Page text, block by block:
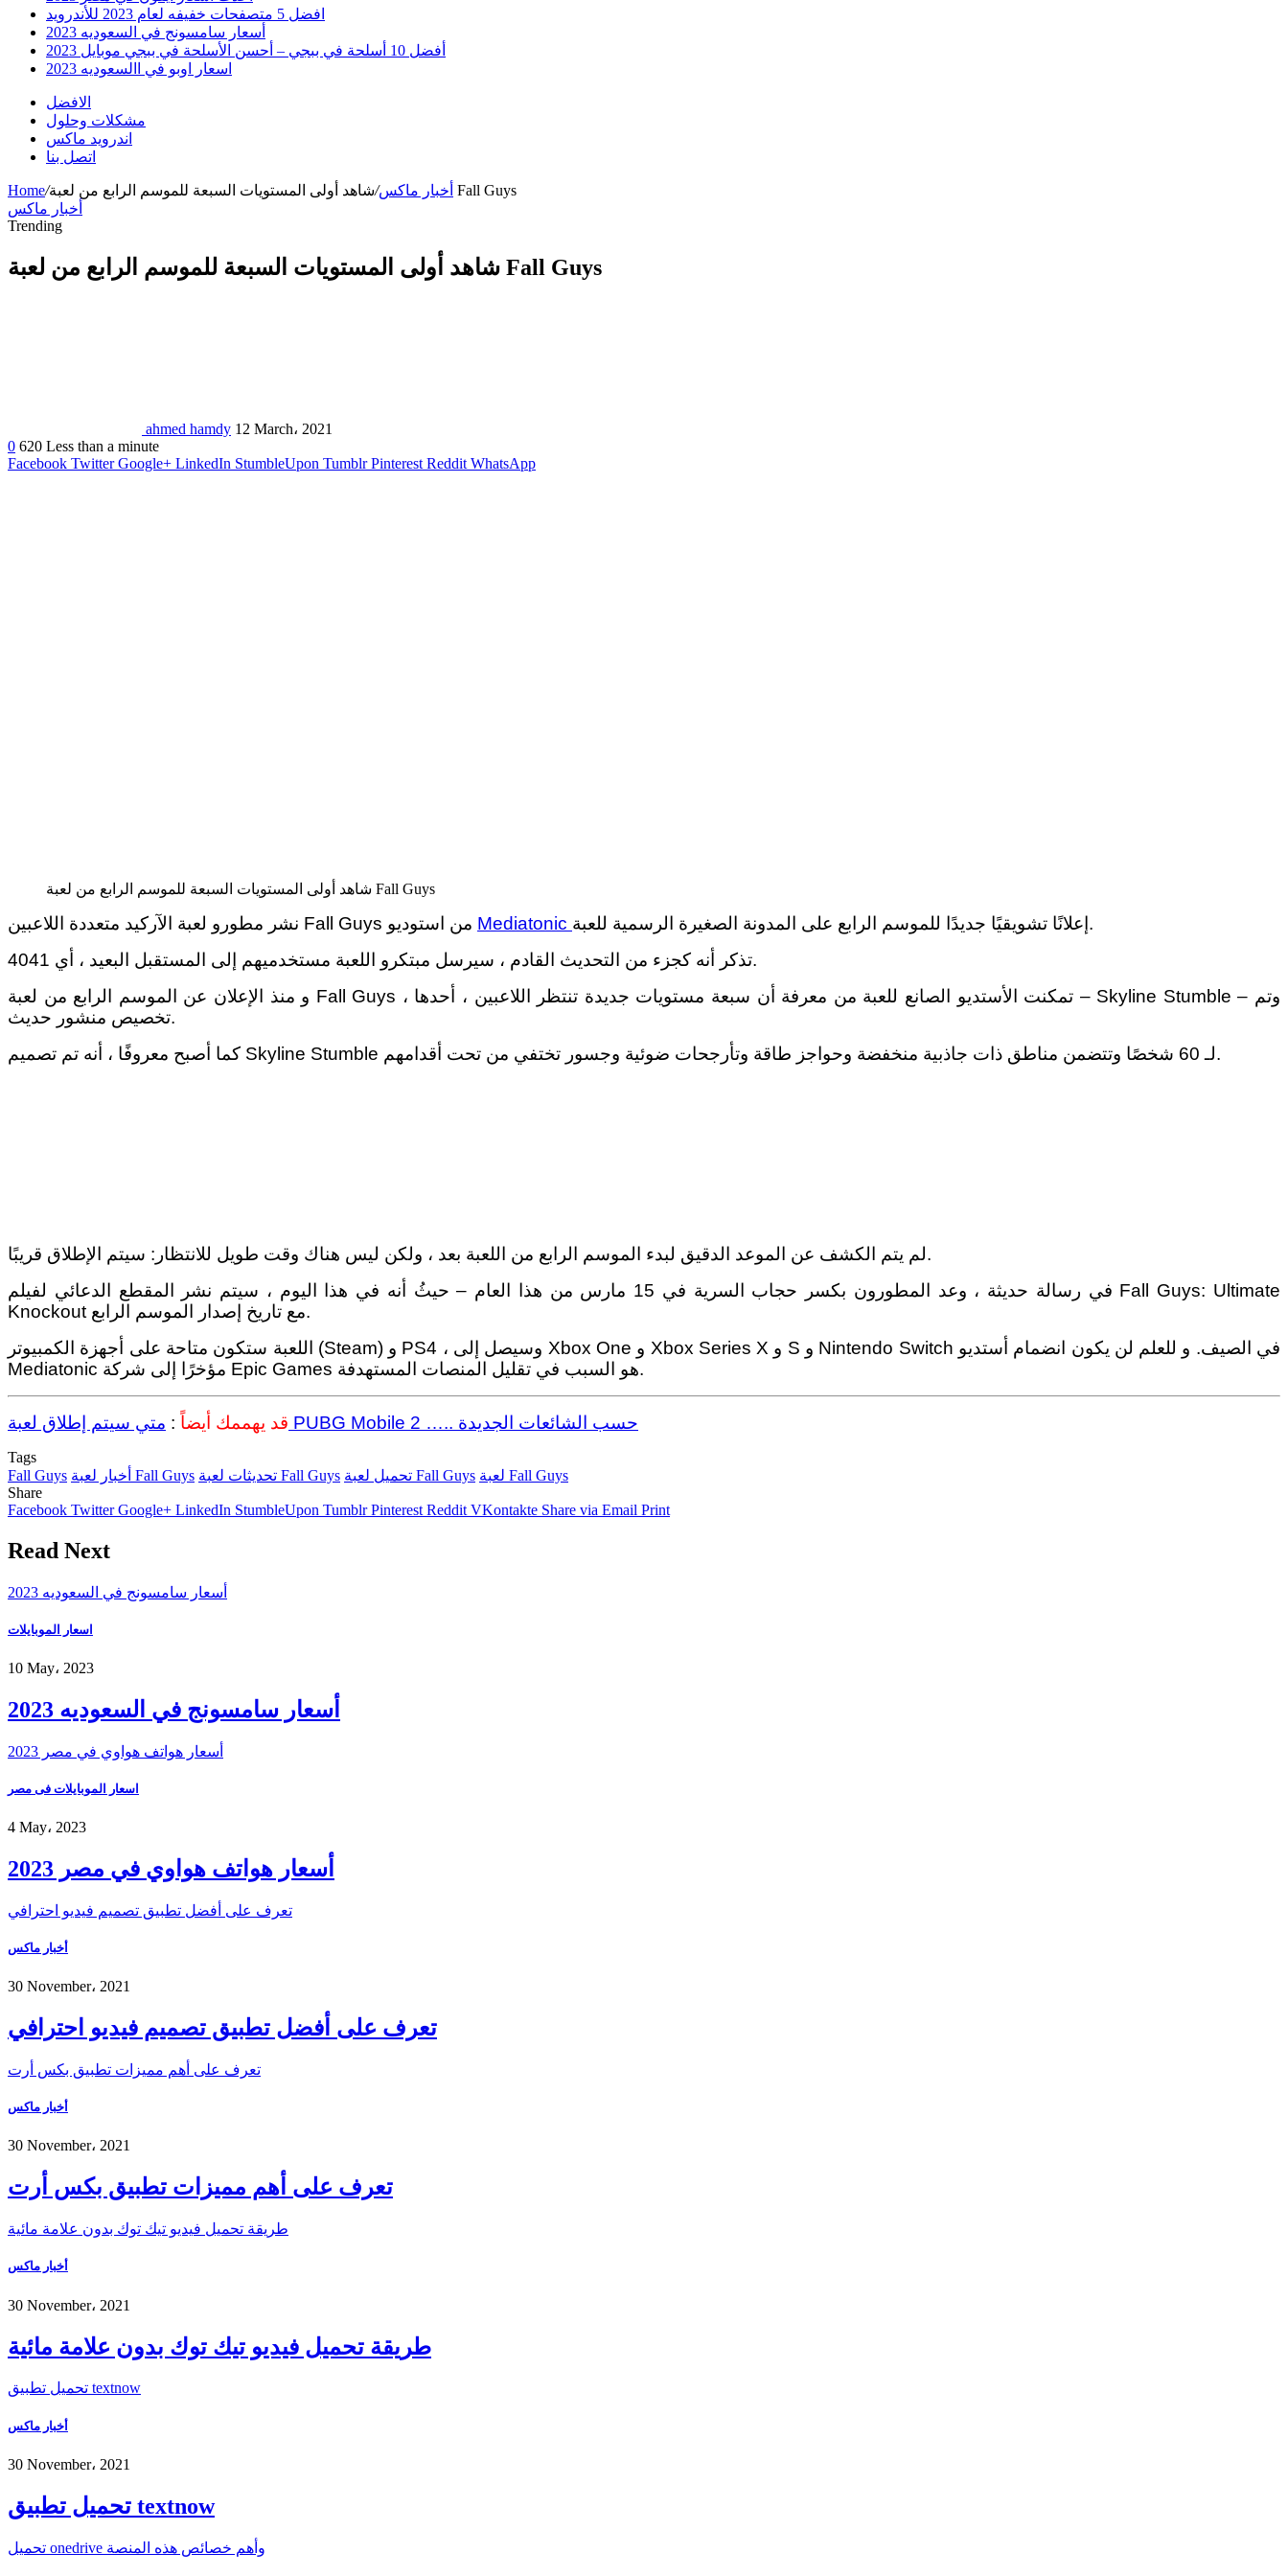
افضل 5 متصفحات خفيفه لعام 2023 للأندرويد
أسعار سامسونج في السعوديه 2023
أفضل 10 أسلحة في ببجي – أحسن الأسلحة في ببجي موبايل 2023
اسعار اوبو في االسعوديه 2023
الافضل
مشكلات وحلول
اندرويد ماكس
اتصل بنا
Home/ أخبار ماكس/
شاهد أولى المستويات السبعة للموسم الرابع من لعبة Fall Guys
أخبار ماكس
Trending
شاهد أولى المستويات السبعة للموسم الرابع من لعبة Fall Guys
ahmed hamdy 12 March، 2021
0 620 Less than a minute
Facebook Twitter Google+ LinkedIn StumbleUpon Tumblr Pinterest Reddit WhatsApp
شاهد أولى المستويات السبعة للموسم الرابع من لعبة Fall Guys
Mediatonic
إعلانًا تشويقيًا جديدًا للموسم الرابع على المدونة الصغيرة الرسمية للعبة.
تذكر أنه كجزء من التحديث القادم ، سيرسل مبتكرو اللعبة مستخدميهم إلى المستقبل البعيد ، أي 4041.
و منذ الإعلان عن الموسم الرابع من لعبة Fall Guys ، تمكنت الأستديو الصانع للعبة من معرفة أن سبعة مستويات جديدة تنتظر اللاعبين ، أحدها – Skyline Stumble – وتم
تخصيص منشور حديث.
كما أصبح معروفًا ، أنه تم تصميم Skyline Stumble لـ 60 شخصًا وتتضمن مناطق ذات جاذبية منخفضة وحواجز طاقة وتأرجحات ضوئية وجسور تختفي من تحت أقدامهم.
لم يتم الكشف عن الموعد الدقيق لبدء الموسم الرابع من اللعبة بعد ، ولكن ليس هناك وقت طويل للانتظار: سيتم الإطلاق قريبًا.
في رسالة حديثة ، وعد المطورون بكسر حجاب السرية في 15 مارس من هذا العام – حيثُ أنه في هذا اليوم ، سيتم نشر المقطع الدعائي لفيلم Fall Guys: Ultimate
Knockout مع تاريخ إصدار الموسم الرابع.
اللعبة ستكون متاحة على أجهزة الكمبيوتر (Steam) و PS4 ، وسيصل إلى Xbox One و Xbox Series X و S و Nintendo Switch في الصيف. و للعلم لن يكون انضمام أستديو
Mediatonic مؤخرًا إلى شركة Epic Games هو السبب في تقليل المنصات المستهدفة.
قد يهممك أيضاً : متي سيتم إطلاق لعبة PUBG Mobile 2 ….. حسب الشائعات الجديدة
Tags
Fall Guys
أخبار لعبة Fall Guys تحديثات لعبة Fall Guys تحميل لعبة Fall Guys
لعبة Fall Guys
Share
Facebook Twitter Google+ LinkedIn StumbleUpon Tumblr Pinterest Reddit VKontakte Share via Email Print
Read Next
أسعار سامسونج في السعوديه 2023
اسعار الموبايلات
10 May، 2023
أسعار سامسونج في السعوديه 2023
أسعار هواتف هواوي في مصر 2023
اسعار الموبايلات فى مصر
4 May، 2023
أسعار هواتف هواوي في مصر 2023
تعرف على أفضل تطبيق تصميم فيديو احترافي
أخبار ماكس
30 November، 2021
تعرف على أفضل تطبيق تصميم فيديو احترافي
تعرف على أهم مميزات تطبيق بكس أرت
أخبار ماكس
30 November، 2021
تعرف على أهم مميزات تطبيق بكس أرت
طريقة تحميل فيديو تيك توك بدون علامة مائية
أخبار ماكس
30 November، 2021
طريقة تحميل فيديو تيك توك بدون علامة مائية
تحميل تطبيق textnow
أخبار ماكس
30 November، 2021
تحميل تطبيق textnow
تحميل onedrive وأهم خصائص هذه المنصة